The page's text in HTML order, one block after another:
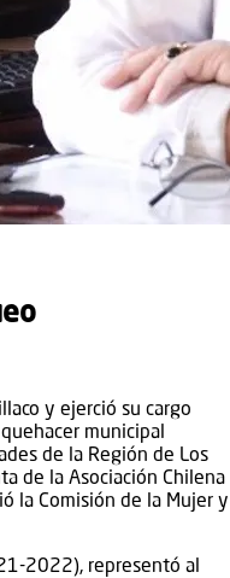
y ejerció su cargo
municipal
de la Región de Los
de la Asociación Chilena
la Comisión de la Mujer y
2022), representó al